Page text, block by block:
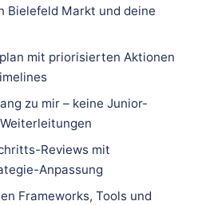
Bielefeld Markt und deine
mit priorisierten Aktionen
zu mir – keine Junior-
Reviews mit
Anpassung
Frameworks, Tools und